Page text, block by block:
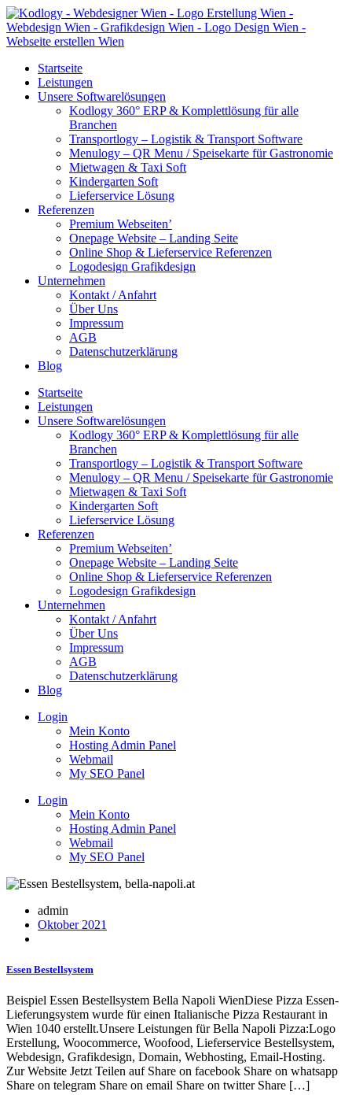
Startseite
Leistungen
Unsere Softwarelösungen
Kodlogy 360° ERP & Komplettlösung für alle
Branchen
Transportlogy – Logistik & Transport Software
Menulogy – QR Menu / Speisekarte für Gastronomie
Mietwagen & Taxi Soft
Kindergarten Soft
Lieferservice Lösung
Referenzen
Premium Webseiten’
Onepage Website – Landing Seite
Online Shop & Lieferservice Referenzen
Logodesign Grafikdesign
Unternehmen
Kontakt / Anfahrt
Über Uns
Impressum
AGB
Datenschutzerklärung
Blog
Startseite
Leistungen
Unsere Softwarelösungen
Kodlogy 360° ERP & Komplettlösung für alle
Branchen
Transportlogy – Logistik & Transport Software
Menulogy – QR Menu / Speisekarte für Gastronomie
Mietwagen & Taxi Soft
Kindergarten Soft
Lieferservice Lösung
Referenzen
Premium Webseiten’
Onepage Website – Landing Seite
Online Shop & Lieferservice Referenzen
Logodesign Grafikdesign
Unternehmen
Kontakt / Anfahrt
Über Uns
Impressum
AGB
Datenschutzerklärung
Blog
Login
Mein Konto
Hosting Admin Panel
Webmail
My SEO Panel
Login
Mein Konto
Hosting Admin Panel
Webmail
My SEO Panel
admin
Oktober 2021
Essen Bestellsystem
Beispiel Essen Bestellsystem Bella Napoli WienDiese Pizza Essen-
Lieferungsystem wurde für einen Italianische Pizza Restaurant in
Wien 1040 erstellt.Unsere Leistungen für Bella Napoli Pizza:Logo
Erstellung, Woocommerce, Woofood, Lieferservice Bestellsystem,
Webdesign, Grafikdesign, Domain, Webhosting, Email-Hosting.
Zur Website Jetzt Teilen auf Share on facebook Share on whatsapp
Share on telegram Share on email Share on twitter Share […]